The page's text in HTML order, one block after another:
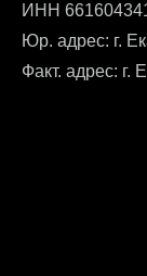
ИНН
Юр. адрес: г.
Факт. адрес: г.